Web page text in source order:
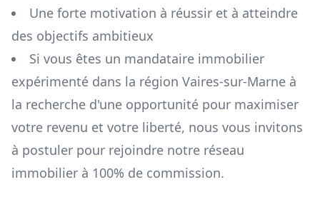
Une forte motivation à réussir et à atteindre
des objectifs ambitieux
Si vous êtes un mandataire immobilier
expérimenté dans la région Vaires-sur-Marne à
la recherche d'une opportunité pour maximiser
votre revenu et votre liberté, nous vous invitons
à postuler pour rejoindre notre réseau
immobilier à 100% de commission.